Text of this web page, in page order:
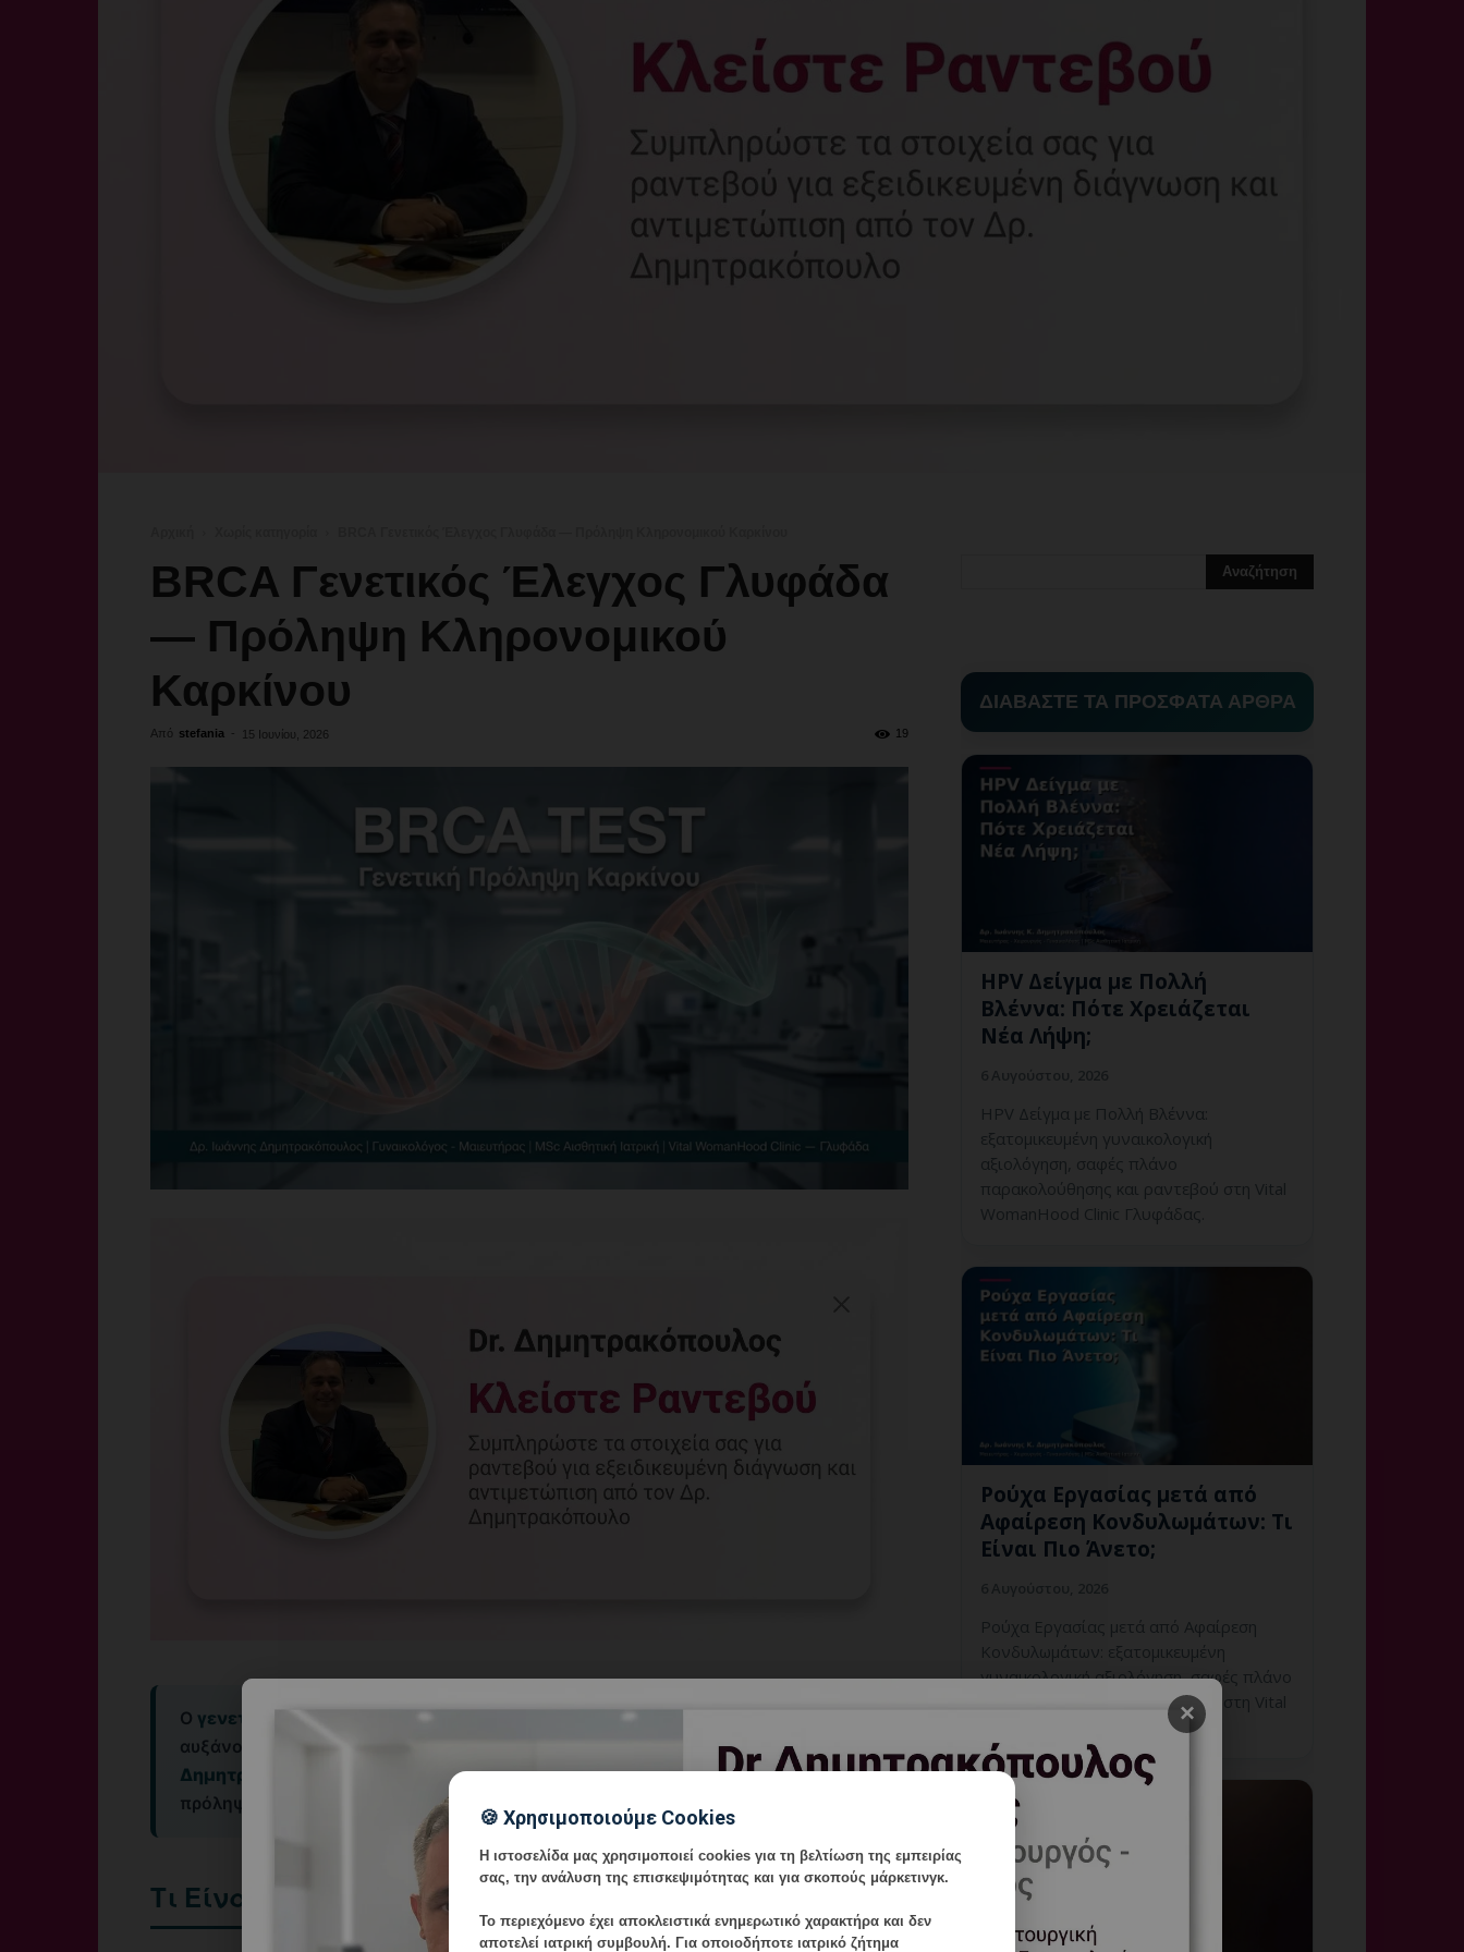
Γυναικολόγος
Γλυφάδα
BRCA Γενετικός Έλεγχος Γλυφάδα
— Πρόληψη Κληρονομικού
Καρκίνου
Από stefania - 15 Ιουνίου, 2026 19
Ο γενετικός έλεγχος BRCA1/BRCA2
εντοπίζει κληρονομικές μεταλλάξεις που
αυξάνουν δραματικά τον κίνδυνο καρκίνου μαστού και ωοθηκών. Ο
Δρ. Ιωάννης
Δημητρακόπουλος
προσφέρει εξατομικευμένη γενετική συμβουλευτική και
πρόληψη στη Γλυφάδα.
Τι Είναι το BRCA
ΔΙΑΒΑΣΤΕ ΤΑ ΠΡΟΣΦΑΤΑ ΑΡΘΡΑ
HPV Δείγμα με Πολλή
Βλέννα: Πότε Χρειάζεται
Νέα Λήψη;
HPV Δείγμα με Πολλή Βλέννα:
εξατομικευμένη γυναικολογική
αξιολόγηση, σαφές πλάνο
παρακολούθησης και ραντεβού στη Vital
WomanHood Clinic Γλυφάδας.
Ρούχα Εργασίας μετά από
Αφαίρεση Κονδυλωμάτων: Τι
Είναι Πιο Άνετο;
Ρούχα Εργασίας μετά από Αφαίρεση
Κονδυλωμάτων: εξατομικευμένη
γυναικολογική αξιολόγηση, σαφές πλάνο
παρακολούθησης και ραντεβού στη Vital
×
🍪 Χρησιμοποιούμε Cookies
Η ιστοσελίδα μας χρησιμοποιεί cookies για τη βελτίωση της εμπειρίας
σας, την ανάλυση της επισκεψιμότητας και για σκοπούς μάρκετινγκ.
Το περιεχόμενο έχει αποκλειστικά ενημερωτικό χαρακτήρα και δεν
αποτελεί ιατρική συμβουλή. Για οποιοδήποτε ιατρικό ζήτημα